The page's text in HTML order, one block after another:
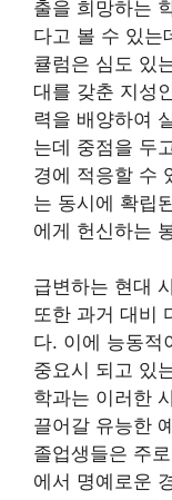
출을 희망하는
다고 볼 수 있는
큘럼은 심도 있
대를 갖춘 지성
력을 배양하여
는데 중점을 두
경에 적응할 수
는 동시에 확립
에게 헌신하는
급변하는 현대
또한 과거 대비
다. 이에 능동적
중요시 되고 있
학과는 이러한
끌어갈 유능한
졸업생들은 주
에서 명예로운